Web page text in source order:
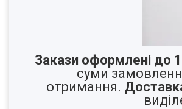
Закази оформлені до
суми
отримання.